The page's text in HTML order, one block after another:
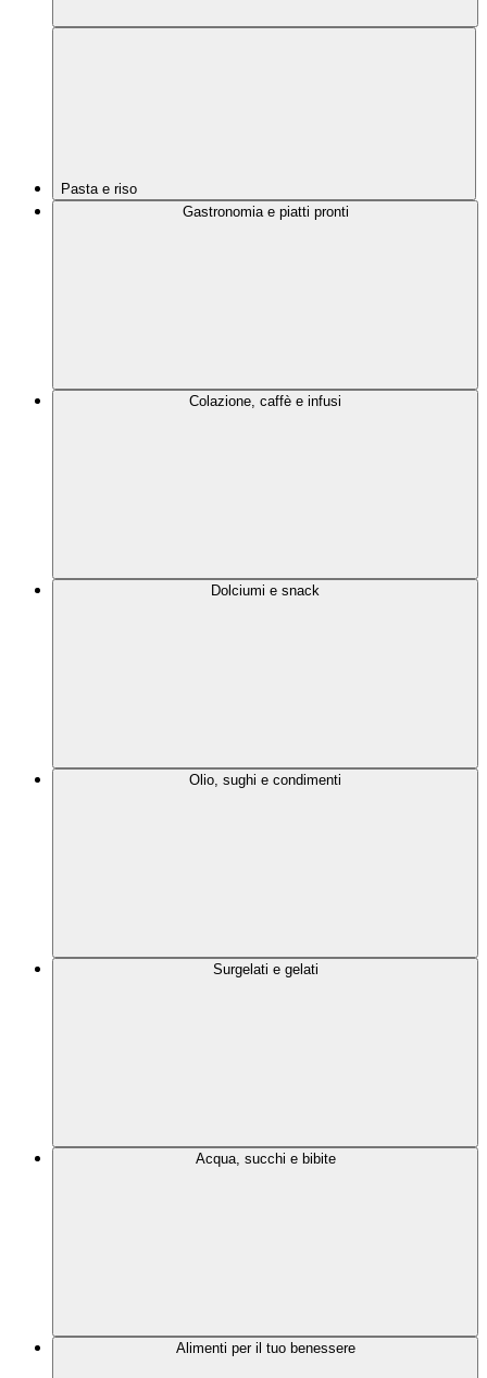
Pasta e riso
Gastronomia e piatti pronti
Colazione, caffè e infusi
Dolciumi e snack
Olio, sughi e condimenti
Surgelati e gelati
Acqua, succhi e bibite
Alimenti per il tuo benessere